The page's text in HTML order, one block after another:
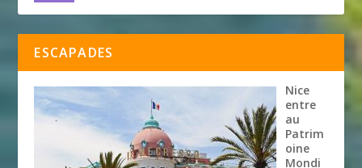
ESCAPADES
Nice
entre
au
Patrim
oine
Mondi